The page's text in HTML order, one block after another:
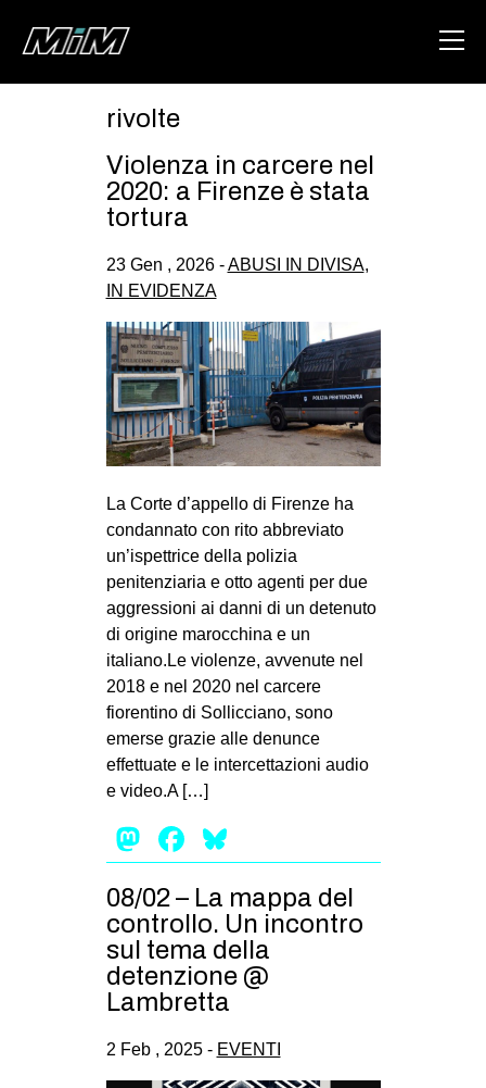
ABOUT
DEGENERAZIONE
CSOA LAMBRETTA
MSM
STUDENTI TSUNAMI
MILANO
MOBILITAZIONI
SPAZI
SPORT POPOLARE
MOVIMENTI
AMBIENTE
ANTIFASCISMO
DIRITTO ALL’ABITARE
MIGRAZIONI
REPRESSIONE
STUDENTI
CULTURE
rivolte
Violenza in carcere nel
2020: a Firenze è stata
tortura
23 Gen , 2026 -ABUSI IN DIVISA,
IN EVIDENZA
La Corte d’appello di Firenze ha
condannato con rito abbreviato
un’ispettrice della polizia
penitenziaria e otto agenti per due
aggressioni ai danni di un detenuto
di origine marocchina e un
italiano.Le violenze, avvenute nel
2018 e nel 2020 nel carcere
fiorentino di Sollicciano, sono
emerse grazie alle denunce
effettuate e le intercettazioni audio
e video.A […]
Mastodon
Facebook
08/02 – La mappa del
controllo. Un incontro
sul tema della
detenzione @
Lambretta
2 Feb , 2025 - EVENTI